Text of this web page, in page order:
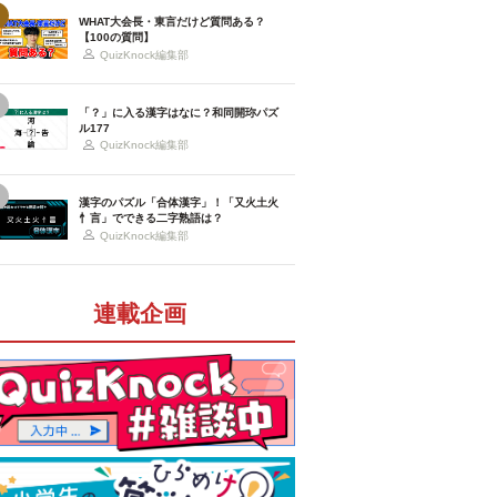
WHAT大会長・東言だけど質問ある？
【100の質問】
QuizKnock編集部
「？」に入る漢字はなに？和同開珎パズ
ル177
QuizKnock編集部
漢字のパズル「合体漢字」！「又火土火
忄言」でできる二字熟語は？
QuizKnock編集部
連載企画